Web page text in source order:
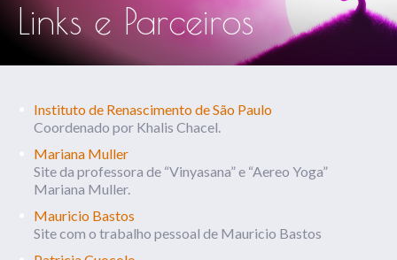
Links e Parceiros
Instituto de Renascimento de São Paulo
Coordenado por Khalis Chacel.
Mariana Muller
Site da professora de “Vinyasana” e “Aereo Yoga”
Mariana Muller.
Mauricio Bastos
Site com o trabalho pessoal de Mauricio Bastos